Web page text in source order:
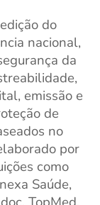
do
nacional,
da
emissão e
de
no
por
como
Saúde,